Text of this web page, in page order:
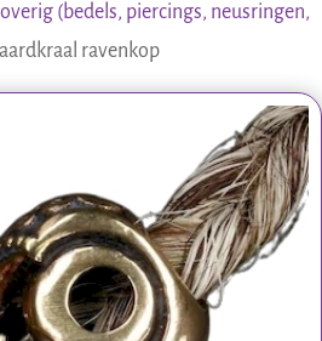
(bedels, piercings, neusringen,
ravenkop